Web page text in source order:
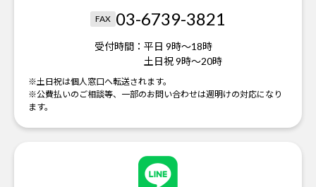
FAX 03-6739-3821
受付時間： 平日 9時～18時
土日祝 9時～20時
※土日祝は個人窓口へ転送されます。
※公費払いのご相談等、一部のお問い合わせは週明けの対応になり
ます。